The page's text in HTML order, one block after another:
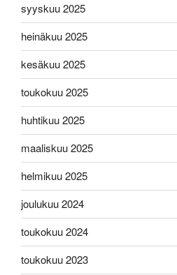
syyskuu 2025
heinäkuu 2025
kesäkuu 2025
toukokuu 2025
huhtikuu 2025
maaliskuu 2025
helmikuu 2025
joulukuu 2024
toukokuu 2024
toukokuu 2023